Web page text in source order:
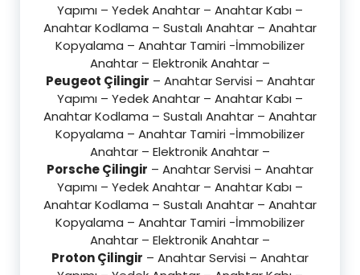
Yapımı – Yedek Anahtar – Anahtar Kabı –
Anahtar Kodlama – Sustalı Anahtar – Anahtar
Kopyalama – Anahtar Tamiri -İmmobilizer
Anahtar – Elektronik Anahtar –
Peugeot Çilingir – Anahtar Servisi – Anahtar
Yapımı – Yedek Anahtar – Anahtar Kabı –
Anahtar Kodlama – Sustalı Anahtar – Anahtar
Kopyalama – Anahtar Tamiri -İmmobilizer
Anahtar – Elektronik Anahtar –
Porsche Çilingir – Anahtar Servisi – Anahtar
Yapımı – Yedek Anahtar – Anahtar Kabı –
Anahtar Kodlama – Sustalı Anahtar – Anahtar
Kopyalama – Anahtar Tamiri -İmmobilizer
Anahtar – Elektronik Anahtar –
Proton Çilingir – Anahtar Servisi – Anahtar